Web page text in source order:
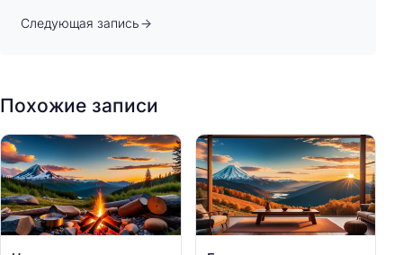
Следующая запись
Похожие записи